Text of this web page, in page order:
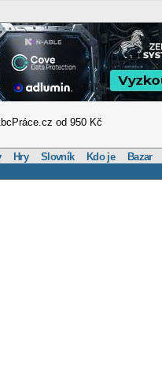
od 950 Kč
Hry Slovník Kdo je Bazar